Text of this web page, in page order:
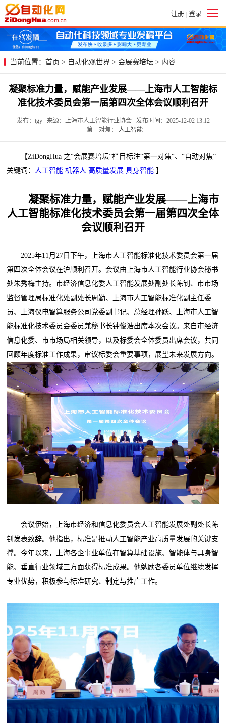
注册 | 登录
当前位置： 首页 > 自动化观世界 > 会展赛培坛 > 内容
凝聚标准力量，赋能产业发展——上海市人工智能标
准化技术委员会第一届第四次全体会议顺利召开
发布：tgy 来源：上海市人工智能行业协会 发布时间：2025-12-02 13:12
第一对焦：
人工智能
【ZiDongHua 之“会展赛培坛”栏目标注“第一对焦“、“自动对焦”
关键词：
人工智能 机器人 高质量发展 具身智能 】
凝聚标准力量，赋能产业发展——上海市
人工智能标准化技术委员会第一届第四次全体
会议顺利召开
2025年11月27日下午，上海市人工智能标准化技术委员会第一届
第四次全体会议在沪顺利召开。会议由上海市人工智能行业协会秘书
处朱秀梅主持。市经济信息化委人工智能发展处副处长陈钊、市市场
监督管理局标准化处副处长周勤、上海市人工智能标准化副主任委
员、上海仪电智算服务公司党委副书记、总经理孙跃、上海市人工智
能标准化技术委员会委员兼秘书长钟俊浩出席本次会议。来自市经济
信息化委、市市场局相关领导，以及标委会全体委员出席会议，共同
回顾年度标准工作成果，审议标委会重要事项，展望未来发展方向。
会议伊始，上海市经济和信息化委员会人工智能发展处副处长陈
钊发表致辞。他指出，标准是推动人工智能产业高质量发展的关键支
撑。今年以来，上海各企事业单位在智算基础设施、智能体与具身智
能、垂直行业领域三方面获得标准成果。他勉励各委员单位继续发挥
专业优势，积极参与标准研究、制定与推广工作。